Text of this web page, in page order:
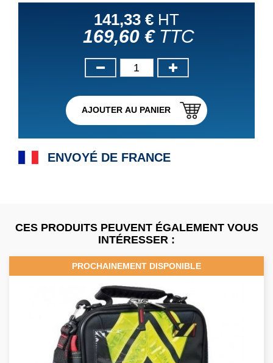
141,33 € HT
169,60 € TTC
AJOUTER AU PANIER
ENVOYÉ DE FRANCE
CES PRODUITS PEUVENT ÉGALEMENT VOUS
INTÉRESSER :
PROCHAINEMENT DISPONIBLE